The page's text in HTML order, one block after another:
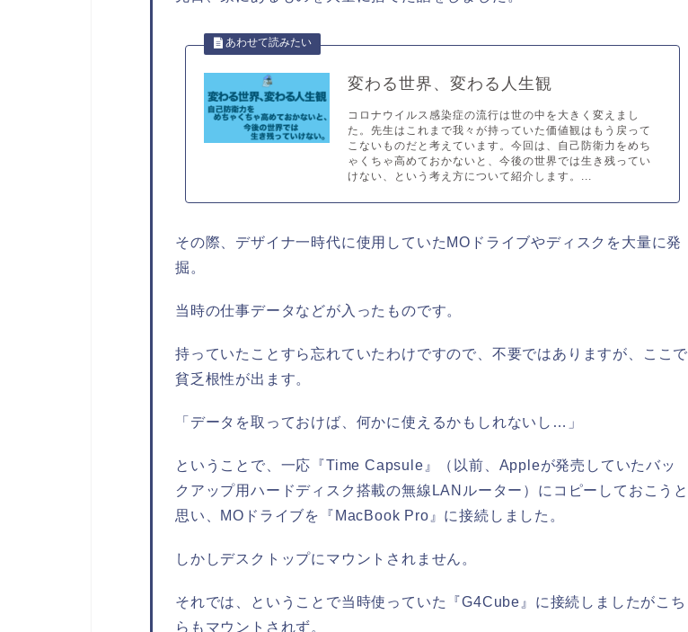
変わる世界、変わる人生観
コロナウイルス感染症の流行は世の中を大きく変えまし
た。先生はこれまで我々が持っていた価値観はもう戻って
こないものだと考えています。今回は、自己防衛力をめち
ゃくちゃ高めておかないと、今後の世界では生き残ってい
けない、という考え方について紹介します。...
その際、デザイナ一時代に使用していたMOドライブやディスクを大量に発
掘。
当時の仕事データなどが入ったものです。
持っていたことすら忘れていたわけですので、不要ではありますが、ここで
貧乏根性が出ます。
「データを取っておけば、何かに使えるかもしれないし…」
ということで、一応『Time Capsule』（以前、Appleが発売していたバッ
クアップ用ハードディスク搭載の無線LANルーター）にコピーしておこうと
思い、MOドライブを『MacBook Pro』に接続しました。
しかしデスクトップにマウントされません。
それでは、ということで当時使っていた『G4Cube』に接続しましたがこち
らもマウントされず。